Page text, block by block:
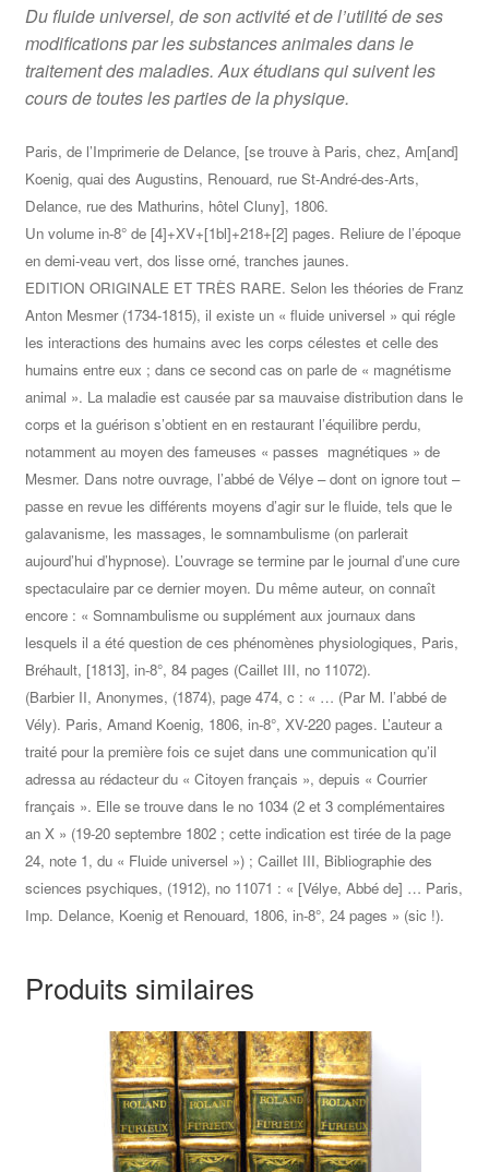
par
substances
animales
le
traitement
des
maladies.
1806
Du fluide universel, de son activité et de l’utilité de ses
modifications par les substances animales dans le
traitement des maladies. Aux étudians qui suivent les
cours de toutes les parties de la physique.
Paris, de l’Imprimerie de Delance, [se trouve à Paris, chez, Am[and]
Koenig, quai des Augustins, Renouard, rue St-André-des-Arts,
Delance, rue des Mathurins, hôtel Cluny], 1806.
Un volume in-8° de [4]+XV+[1bl]+218+[2] pages. Reliure de l’époque
en demi-veau vert, dos lisse orné, tranches jaunes.
EDITION ORIGINALE ET TRÈS RARE. Selon les théories de Franz
Anton Mesmer (1734-1815), il existe un « fluide universel » qui régle
les interactions des humains avec les corps célestes et celle des
humains entre eux ; dans ce second cas on parle de « magnétisme
animal ». La maladie est causée par sa mauvaise distribution dans le
corps et la guérison s’obtient en en restaurant l’équilibre perdu,
notamment au moyen des fameuses « passes magnétiques » de
Mesmer. Dans notre ouvrage, l’abbé de Vélye – dont on ignore tout –
passe en revue les différents moyens d’agir sur le fluide, tels que le
galavanisme, les massages, le somnambulisme (on parlerait
aujourd’hui d’hypnose). L’ouvrage se termine par le journal d’une cure
spectaculaire par ce dernier moyen. Du même auteur, on connaît
encore : « Somnambulisme ou supplément aux journaux dans
lesquels il a été question de ces phénomènes physiologiques, Paris,
Bréhault, [1813], in-8°, 84 pages (Caillet III, no 11072).
(Barbier II, Anonymes, (1874), page 474, c : « … (Par M. l’abbé de
Vély). Paris, Amand Koenig, 1806, in-8°, XV-220 pages. L’auteur a
traité pour la première fois ce sujet dans une communication qu’il
adressa au rédacteur du « Citoyen français », depuis « Courrier
français ». Elle se trouve dans le no 1034 (2 et 3 complémentaires
an X » (19-20 septembre 1802 ; cette indication est tirée de la page
24, note 1, du « Fluide universel ») ; Caillet III, Bibliographie des
sciences psychiques, (1912), no 11071 : « [Vélye, Abbé de] … Paris,
Imp. Delance, Koenig et Renouard, 1806, in-8°, 24 pages » (sic !).
Produits similaires